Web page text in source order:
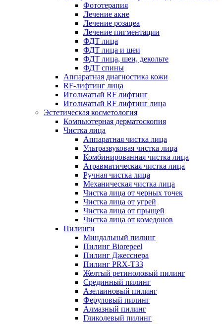
Фототерапия
Лечение акне
Лечение розацеа
Лечение пигментации
ФДТ лица
ФДТ лица и шеи
ФДТ лица, шеи, декольте
ФДТ спины
Аппаратная диагностика кожи
RF-лифтинг лица
Игольчатый RF лифтинг
Игольчатый RF лифтинг лица
Эстетическая косметология
Компьютерная дерматоскопия
Чистка лица
Аппаратная чистка лица
Ультразвуковая чистка лица
Комбинированная чистка лица
Атравматическая чистка лица
Ручная чистка лица
Механическая чистка лица
Чистка лица от черных точек
Чистка лица от угрей
Чистка лица от прыщей
Чистка лица от комедонов
Пилинги
Миндальный пилинг
Пилинг Biorepeel
Пилинг Джесснера
Пилинг PRX-T33
Желтый ретиноловый пилинг
Срединный пилинг
Азелаиновый пилинг
Феруловый пилинг
Алмазный пилинг
Гликолевый пилинг